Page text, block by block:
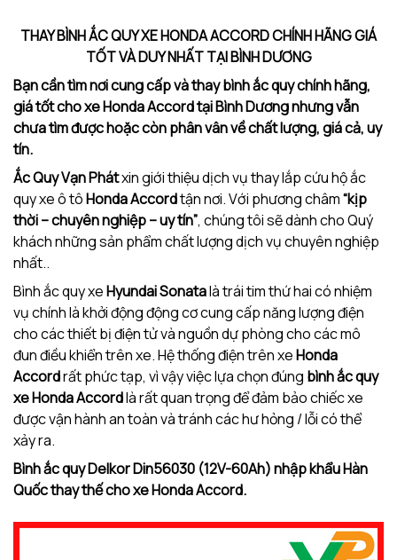
THAY BÌNH ẮC QUY XE HONDA ACCORD CHÍNH HÃNG GIÁ
TỐT VÀ DUY NHẤT TẠI BÌNH DƯƠNG
Bạn cần tìm nơi cung cấp và thay bình ắc quy chính hãng,
giá tốt cho xe Honda Accord tại Bình Dương nhưng vẫn
chưa tìm được hoặc còn phân vân về chất lượng, giá cả, uy
tín.
Ắc Quy Vạn Phátxin giới thiệu dịch vụ thay lắp cứu hộ ắc
quy xe ô tôHonda Accordtận nơi. Với phương châm“kịp
thời – chuyên nghiệp – uy tín”, chúng tôi sẽ dành cho Quý
khách những sản phẩm chất lượng dịch vụ chuyên nghiệp
nhất..
Bình ắc quy xeHyundai Sonatalà trái tim thứ hai có nhiệm
vụ chính là khởi động động cơ cung cấp năng lượng điện
cho các thiết bị điện tử và nguồn dự phòng cho các mô
đun điều khiển trên xe. Hệ thống điện trên xeHonda
Accordrất phức tạp, vì vậy việc lựa chọn đúng bình ắc quy
xeHonda Accordlà rất quan trọng để đảm bảo chiếc xe
được vận hành an toàn và tránh các hư hỏng / lỗi có thể
xảy ra.
Bình ắc quy Delkor Din56030 (12V-60Ah) nhập khẩu Hàn
Quốc thay thế cho xeHonda Accord.